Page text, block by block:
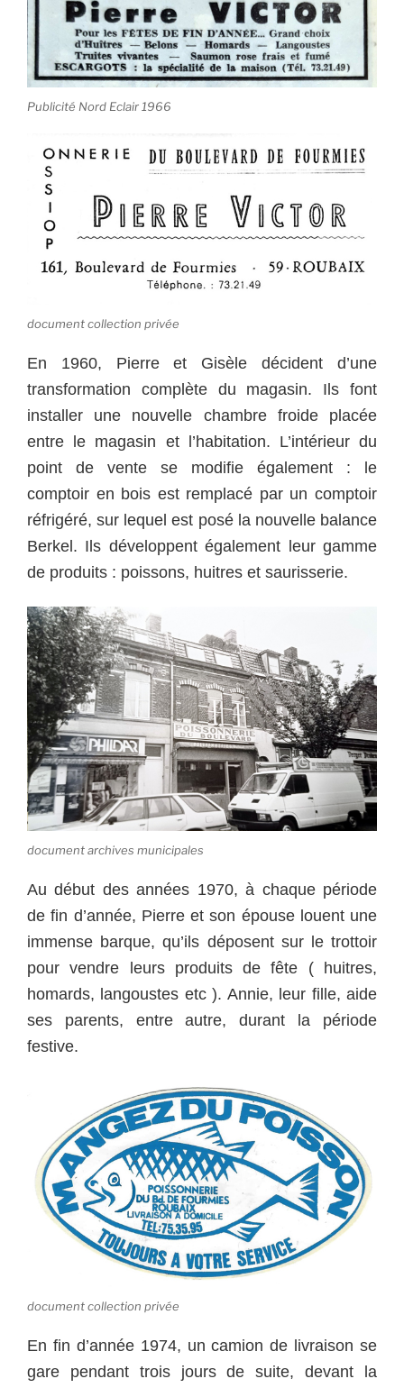
Publicité Nord Eclair 1966
document collection privée
En 1960, Pierre et Gisèle décident d’une
transformation complète du magasin. Ils font
installer une nouvelle chambre froide placée
entre le magasin et l’habitation. L’intérieur du
point de vente se modifie également : le
comptoir en bois est remplacé par un comptoir
réfrigéré, sur lequel est posé la nouvelle balance
Berkel. Ils développent également leur gamme
de produits : poissons, huitres et saurisserie.
document archives municipales
Au début des années 1970, à chaque période
de fin d’année, Pierre et son épouse louent une
immense barque, qu’ils déposent sur le trottoir
pour vendre leurs produits de fête ( huitres,
homards, langoustes etc ). Annie, leur fille, aide
ses parents, entre autre, durant la période
festive.
document collection privée
En fin d’année 1974, un camion de livraison se
gare pendant trois jours de suite, devant la